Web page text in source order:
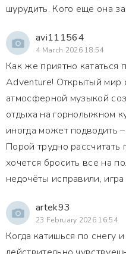
шурудить. Кого еще она
avi111564
4 March 2026 18:54
Как же приятно кататься
Adventure! Открытый мир
атмосферной музыкой
отдыха на горнолыжном
иногда может подводить
Порой трудно
хочется бросить все на
недочёты исправили,
artek93
23 February 2026 16:54
Когда катишься по снегу